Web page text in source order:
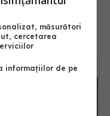
hepatic.
în moarte
măsurători
cercetarea
informațiilor de pe